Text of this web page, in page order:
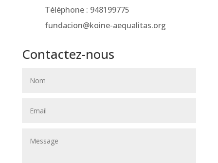
Téléphone : 948199775
fundacion@koine-aequalitas.org
Contactez-nous